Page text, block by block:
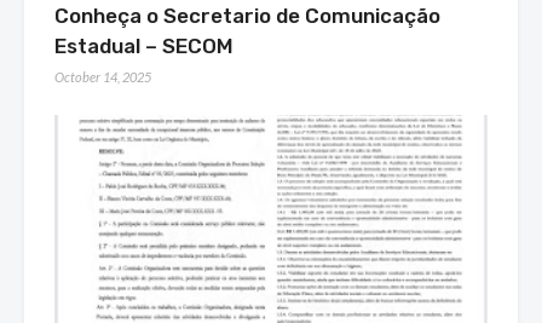
Conheça o Secretario de Comunicação
Estadual – SECOM
October 14, 2025